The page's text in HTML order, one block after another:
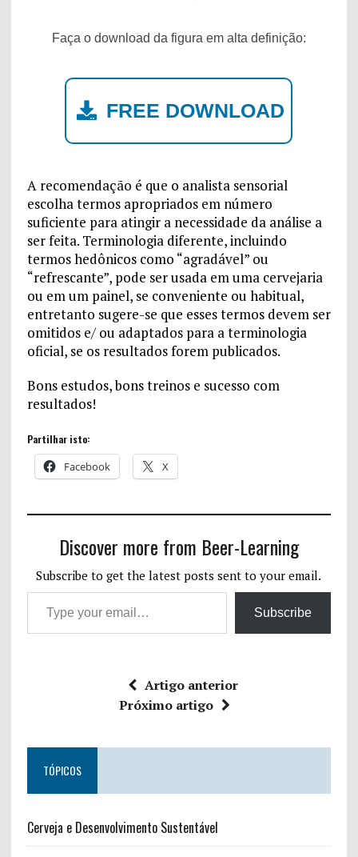
Faça o download da figura em alta definição:
FREE DOWNLOAD
A recomendação é que o analista sensorial
escolha termos apropriados em número
suficiente para atingir a necessidade da análise a
ser feita. Terminologia diferente, incluindo
termos hedônicos como “agradável” ou
“refrescante”, pode ser usada em uma cervejaria
ou em um painel, se conveniente ou habitual,
entretanto sugere-se que esses termos devem ser
omitidos e/ ou adaptados para a terminologia
oficial, se os resultados forem publicados.
Bons estudos, bons treinos e sucesso com
resultados!
Partilhar isto:
Facebook X
Discover more from Beer-Learning
Subscribe to get the latest posts sent to your email.
Subscribe
Artigo anterior
Próximo artigo
TÓPICOS
Cerveja e Desenvolvimento Sustentável